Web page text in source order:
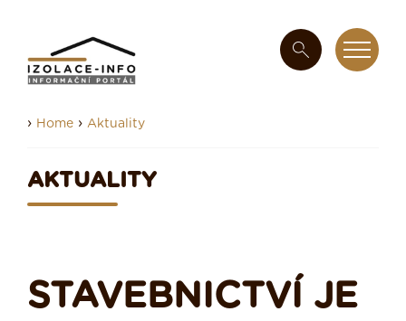
› Home › Aktuality
AKTUALITY
STAVEBNICTVÍ JE